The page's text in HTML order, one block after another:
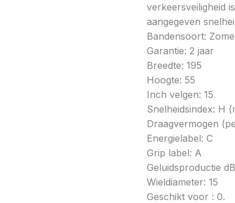
verkeersveiligheid
aangegeven
Bandensoort:
Garantie: 2 jaar
Breedte: 195
Hoogte: 55
Inch velgen: 15
Snelheidsindex: H
Draagvermogen
Energielabel: C
Grip label: A
Geluidsproductie
Wieldiameter: 15
Geschikt voor : 0.